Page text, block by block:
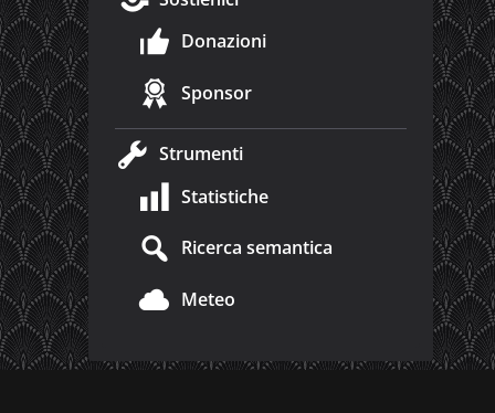
Donazioni
Sponsor
Strumenti
Statistiche
Ricerca semantica
Meteo